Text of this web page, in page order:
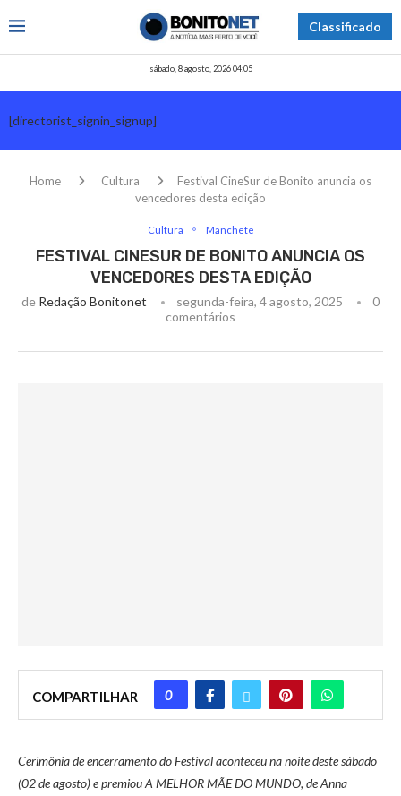
Classificado
sábado, 8 agosto, 2026 04:05
[directorist_signin_signup]
Home Cultura
Festival CineSur de Bonito anuncia os
vencedores desta edição
Cultura Manchete
FESTIVAL CINESUR DE BONITO ANUNCIA OS
VENCEDORES DESTA EDIÇÃO
de Redação Bonitonet segunda-feira, 4 agosto, 2025
0
comentários
COMPARTILHAR 0
Cerimônia de encerramento do Festival aconteceu na noite deste sábado
(02 de agosto) e premiou A MELHOR MÃE DO MUNDO, de Anna